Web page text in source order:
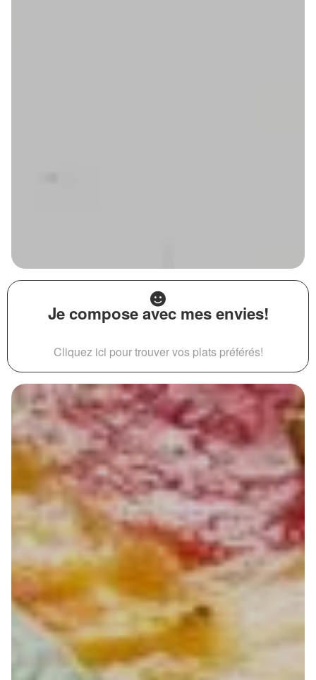
Je compose avec mes envies!
Cliquez ici pour trouver vos plats préférés!